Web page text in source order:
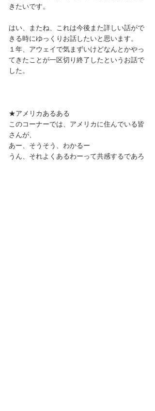
きたいです。
はい、またね、これは今後また詳しい話がで
きる時にゆっくりお話したいと思います。
１年、アウェイで気まずいけどなんとかやっ
てきたことが一区切り終了したというお話で
した。
★アメリカあるある
このコーナーでは、アメリカに住んでいる皆
さんが、
あー、そうそう、わかるー
うん、それよくあるわーって共感するであろ